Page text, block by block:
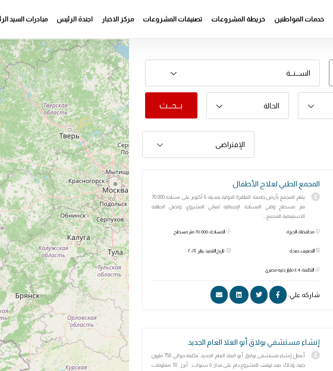
خدمات المواطنين خريطة المشروعات تصنيفات المشروعات مركز الاخبار اجندة الرئيس مبادرات السيد
الســـنـــة
الحالة بــحــث
الإفتراضى
المجمع الطبي لعلاج الأطفال
يقام المجمع بأرض جامعة القاهرة الدولية بمدينة 6 أكتوبر على مساحة 70.000
متر مسطح وهي المساحة الإجمالية لمباني المشروع، وتصل الطاقة
الاستيعابية للمجمع...
محافظة: الجيزة
التصنيف: صحة
التكلفة: 3.4 مليار جنيه مصري
المساحة: 70.000 متر مسطح
تاريخ التنفيذ: يناير ٢٠٢٤
شاركه علي:
إنشاء مستشفي بولاق أبو العلا العام الجديد
أعمال إنشاء مستشفى بولاق أبو العلا العام الجديد، بتكلفة حوالي 750 مليون
جنيه، وذلك بعد توقف للمشروع دام على مدار ٥ سنوات. أبرز 10 معلومات